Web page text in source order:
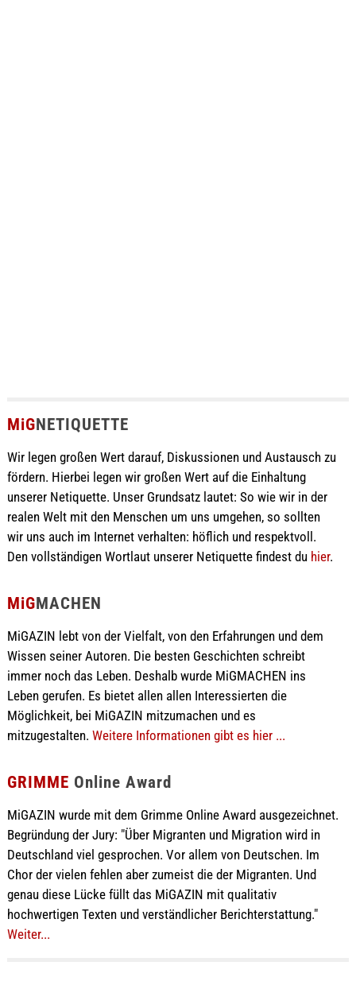
MiGNETIQUETTE
Wir legen großen Wert darauf, Diskussionen und Austausch zu
fördern. Hierbei legen wir großen Wert auf die Einhaltung
unserer Netiquette. Unser Grundsatz lautet: So wie wir in der
realen Welt mit den Menschen um uns umgehen, so sollten
wir uns auch im Internet verhalten: höflich und respektvoll.
Den vollständigen Wortlaut unserer Netiquette findest du hier.
MiGMACHEN
MiGAZIN lebt von der Vielfalt, von den Erfahrungen und dem
Wissen seiner Autoren. Die besten Geschichten schreibt
immer noch das Leben. Deshalb wurde MiGMACHEN ins
Leben gerufen. Es bietet allen allen Interessierten die
Möglichkeit, bei MiGAZIN mitzumachen und es
mitzugestalten. Weitere Informationen gibt es hier ...
GRIMME Online Award
MiGAZIN wurde mit dem Grimme Online Award ausgezeichnet.
Begründung der Jury: "Über Migranten und Migration wird in
Deutschland viel gesprochen. Vor allem von Deutschen. Im
Chor der vielen fehlen aber zumeist die der Migranten. Und
genau diese Lücke füllt das MiGAZIN mit qualitativ
hochwertigen Texten und verständlicher Berichterstattung."
Weiter...